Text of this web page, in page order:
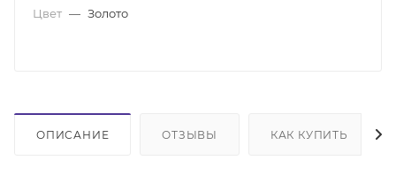
Цвет — Золото
ОПИСАНИЕ ОТЗЫВЫ КАК КУПИТЬ